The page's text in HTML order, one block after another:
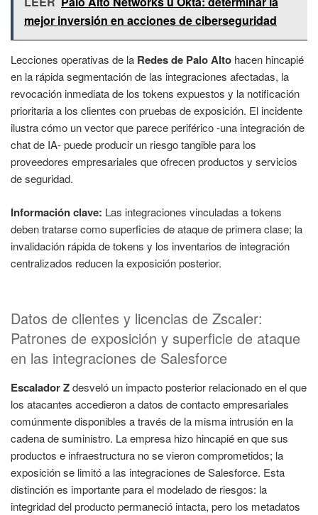
mejor inversión en acciones de ciberseguridad
Lecciones operativas de la Redes de Palo Alto hacen hincapié
en la rápida segmentación de las integraciones afectadas, la
revocación inmediata de los tokens expuestos y la notificación
prioritaria a los clientes con pruebas de exposición. El incidente
ilustra cómo un vector que parece periférico -una integración de
chat de IA- puede producir un riesgo tangible para los
proveedores empresariales que ofrecen productos y servicios
de seguridad.
Información clave: Las integraciones vinculadas a tokens
deben tratarse como superficies de ataque de primera clase; la
invalidación rápida de tokens y los inventarios de integración
centralizados reducen la exposición posterior.
Datos de clientes y licencias de Zscaler:
Patrones de exposición y superficie de ataque
en las integraciones de Salesforce
Escalador Zdesveló un impacto posterior relacionado en el que
los atacantes accedieron a datos de contacto empresariales
comúnmente disponibles a través de la misma intrusión en la
cadena de suministro. La empresa hizo hincapié en que sus
productos e infraestructura no se vieron comprometidos; la
exposición se limitó a las integraciones de Salesforce. Esta
distinción es importante para el modelado de riesgos: la
integridad del producto permaneció intacta, pero los metadatos